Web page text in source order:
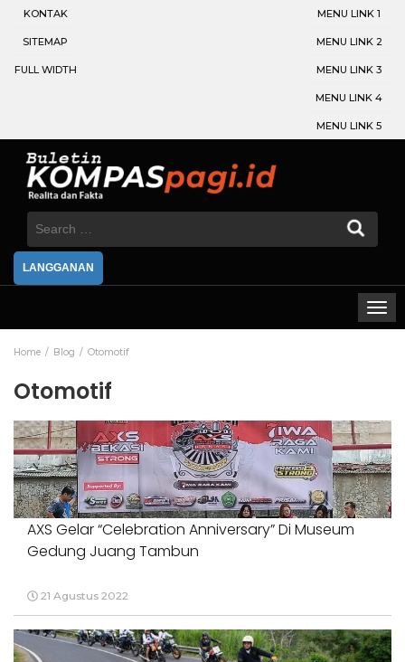
KONTAK
SITEMAP
FULL WIDTH
MENU LINK 1
MENU LINK 2
MENU LINK 3
MENU LINK 4
MENU LINK 5
Search
LANGGANAN
Home Blog Otomotif
Otomotif
AXS Gelar “Celebration Anniversary” Di Museum
Gedung Juang Tambun
21 Agustus 2022